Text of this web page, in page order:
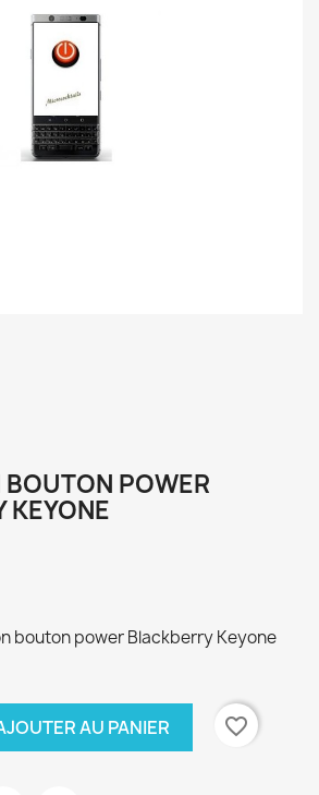
BOUTON POWER
KEYONE
bouton power Blackberry Keyone
AU PANIER favorite_border